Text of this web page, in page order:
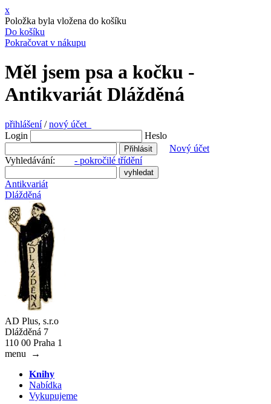
x
Položka byla vložena do košíku
Do košíku
Pokračovat v nákupu
Měl jsem psa a kočku -
Antikvariát Dlážděná
přihlášení/nový účet
Login
Heslo
Nový účet
Vyhledávání: - pokročilé třídění
Antikvariát
Dlážděná
AD Plus, s.r.o
Dlážděná 7
110 00 Praha 1
menu
→
Knihy
Nabídka
Vykupujeme